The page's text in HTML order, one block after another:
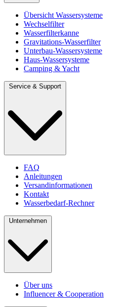
Übersicht Wassersysteme
Wechselfilter
Wasserfilterkanne
Gravitations-Wasserfilter
Unterbau-Wassersysteme
Haus-Wassersysteme
Camping & Yacht
Service & Support
FAQ
Anleitungen
Versandinformationen
Kontakt
Wasserbedarf-Rechner
Unternehmen
Über uns
Influencer & Cooperation